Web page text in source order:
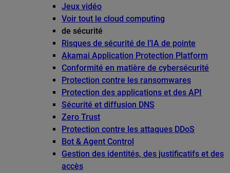
Jeux vidéo
Voir tout le cloud computing
de sécurité
Risques de sécurité de l’IA de pointe
Akamai Application Protection Platform
Conformité en matière de cybersécurité
Protection contre les ransomwares
Protection des applications et des API
Sécurité et diffusion DNS
Zero Trust
Protection contre les attaques DDoS
Bot & Agent Control
Gestion des identités, des justificatifs et des
accès